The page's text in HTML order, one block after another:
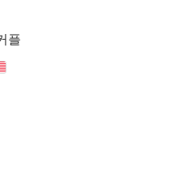
플